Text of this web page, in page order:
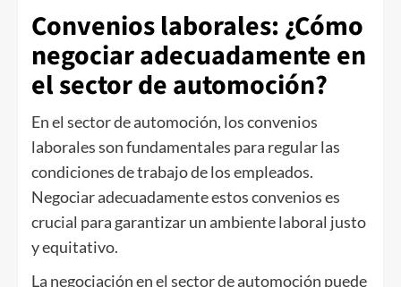
Convenios laborales: ¿Cómo
negociar adecuadamente en
el sector de automoción?
En el sector de automoción, los convenios
laborales son fundamentales para regular las
condiciones de trabajo de los empleados.
Negociar adecuadamente estos convenios es
crucial para garantizar un ambiente laboral justo
y equitativo.
La negociación en el sector de automoción puede